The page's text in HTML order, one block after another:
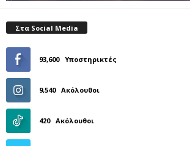
Στα Social Media
93,600 Υποστηρικτές
9,540 Ακόλουθοι
420 Ακόλουθοι